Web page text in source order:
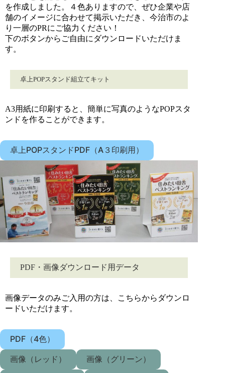
を作成しました。４色ありますので、ぜひ企業や店
舗のイメージに合わせて掲示いただき、今治市のよ
り一層のPRにご協力ください！
下のボタンからご自由にダウンロードいただけま
す。
卓上POPスタンド組立てキット
A3用紙に印刷すると、簡単に写真のようなPOPスタ
ンドを作ることができます。
卓上POPスタンドPDF（A３印刷用）
PDF・画像ダウンロード用データ
画像データのみご入用の方は、こちらからダウンロ
ードいただけます。
PDF（4色）
画像（レッド）
画像（グリーン）